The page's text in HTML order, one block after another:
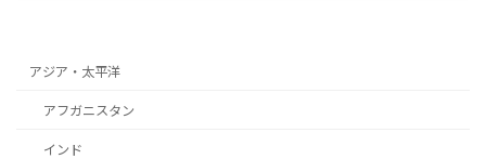
アジア・太平洋
アフガニスタン
インド